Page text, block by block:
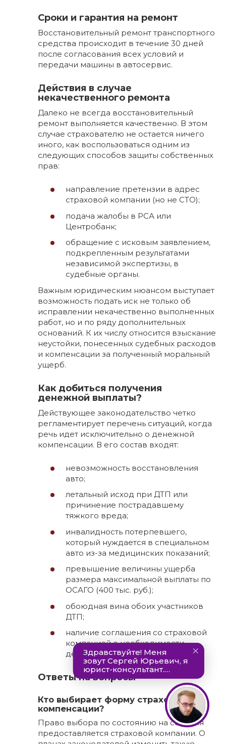
Сроки и гарантия на ремонт
Восстановительный ремонт транспортного
средства происходит в течение 30 дней
после согласования всех условий и
передачи машины в автосервис.
Действия в случае
некачественного ремонта
Далеко не всегда восстановительный
ремонт выполняется качественно. В этом
случае страхователю не остается ничего
иного, как воспользоваться одним из
следующих способов защиты собственных
прав:
направление претензии в адрес
страховой компании (но не СТО);
подача жалобы в РСА или
Центробанк;
обращение с исковым заявлением,
подкрепленным результатами
независимой экспертизы, в
судебные органы.
Важным юридическим нюансом выступает
возможность подать иск не только об
исправлении некачественно выполненных
работ, но и по ряду дополнительных
оснований. К их числу относится взыскание
неустойки, понесенных судебных расходов
и компенсации за полученный моральный
ущерб.
Как добиться получения
денежной выплаты?
Действующее законодательство четко
регламентирует перечень ситуаций, когда
речь идет исключительно о денежной
компенсации. В его состав входят:
невозможность восстановления
авто;
летальный исход при ДТП или
причинение пострадавшему
тяжкого вреда;
инвалидность потерпевшего,
который нуждается в специальном
авто из-за медицинских показаний;
превышение величины ущерба
размера максимальной выплаты по
ОСАГО (400 тыс. руб.);
обоюдная вина обоих участников
ДТП;
наличие соглашения со страховой
компанией о необходимости
денежной выплаты.
Ответы на вопросы
Кто выбирает форму страховой
компенсации?
Право выбора по состоянию на сегодня
предоставляется страховой компании. О